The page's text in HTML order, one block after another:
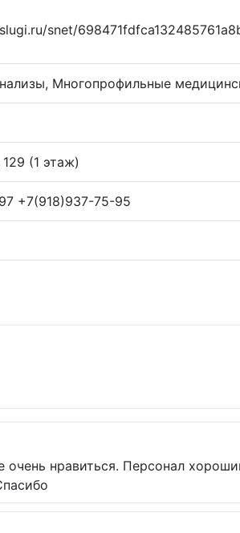
snet/
Многопрофильные
(1 этаж)
+7(918)937-75-95
нравиться. Персонал